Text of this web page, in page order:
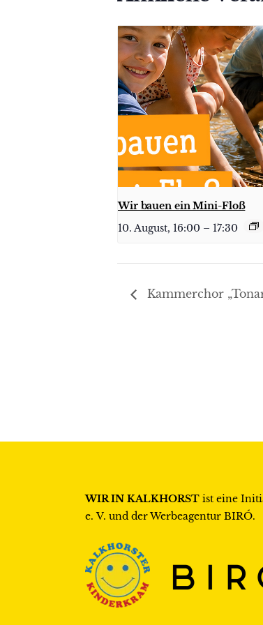
Wir bauen ein Mini-Floß
10. August, 16:00 – 17:30
Kammerchor
WIR IN KALKHORST ist eine
e. V. und der Werbeagentur BIRÓ.